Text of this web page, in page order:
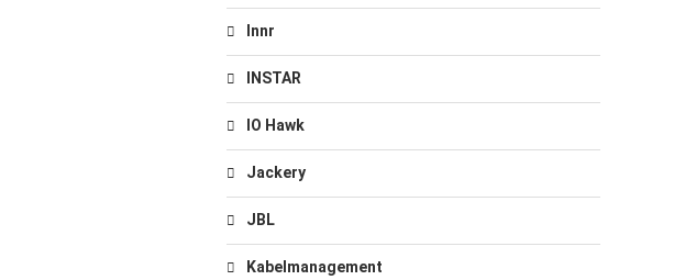
Innr
INSTAR
IO Hawk
Jackery
JBL
Kabelmanagement